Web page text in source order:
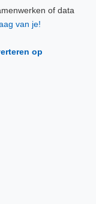
of data
van je!
op